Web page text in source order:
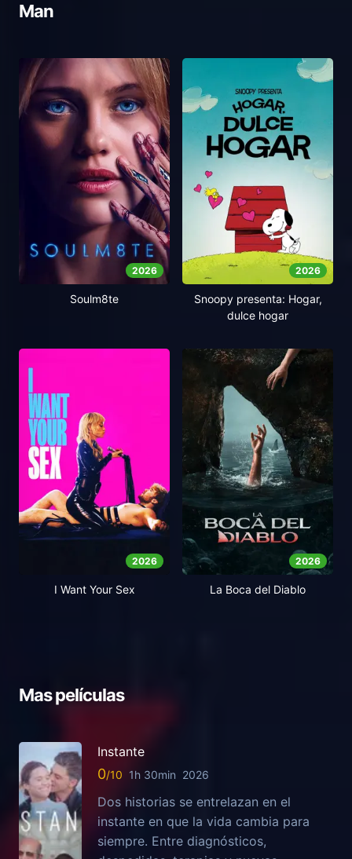
Man
2026
Soulm8te
2026
Snoopy presenta: Hogar,
dulce hogar
2026
I Want Your Sex
2026
La Boca del Diablo
Mas películas
Instante
0 1h 30min 2026
Dos historias se entrelazan en el
instante en que la vida cambia para
siempre. Entre diagnósticos,